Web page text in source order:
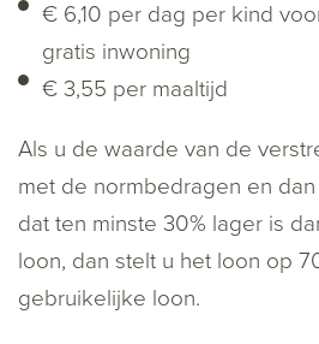
€ 6,10 per dag per kind
gratis inwoning
€ 3,55 per maaltijd
Als u de waarde van de
met de normbedragen en
dat ten minste 30% lager is
loon, dan stelt u het loon op
gebruikelijke loon.